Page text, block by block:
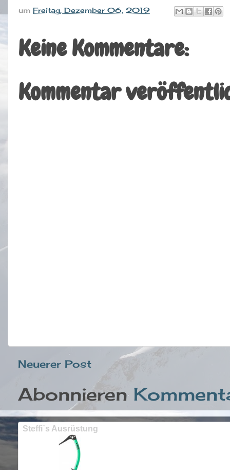
um Freitag, Dezember 06, 2019
Keine Kommentare:
Kommentar
Neuerer Post
Abonnieren
Steffi`s Ausrüstung